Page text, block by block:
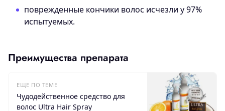
поврежденные кончики волос исчезли у 97%
испытуемых.
Преимущества препарата
ЕЩЕ ПО ТЕМЕ
Чудодейственное средство для
волос Ultra Hair Spray